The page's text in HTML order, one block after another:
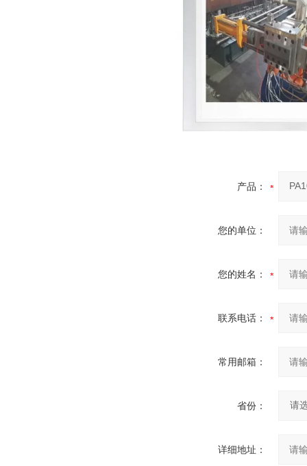
产品：
您的单位：
您的姓名：
联系电话：
常用邮箱：
省份：
详细地址：